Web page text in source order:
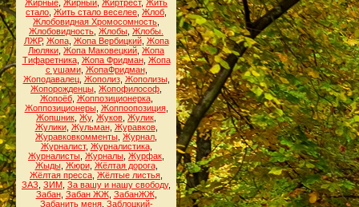
Жирные Жирный Жиртрест, Жить
стало Жить стало веселее Жлоб
Жлобовидная Хромосомность
Жлобовидность Жлобы Жлобы.
ЛЖР, Жопа, Жопа Вербицкий, Жопа
Люляки Жопа Маковецкий Жопа
Тифаретника, Жопа Фридман, Жопа
с ушами, ЖопаФридман,
Жоподавалец, Жополиз, Жополизы,
Жопорожденцы Жопофилософ
Жопоёб, Жоппозиционерка,
Жоппозиционеры, Жоппоопозиция,
Жопшник Жу, Жуков Жулик
Жулики, Жульман, Журавков,
Журавковкомменты Журнал
Журналист, Журналистика,
Журналисты Журналы Журфак
Жыды, Жюри, Жёлтая дорога,
Жёлтая пресса Жёлтые листья
ЗАЗ ЗИМ За вашу и нашу свободу,
Забан, Забан ЖЖ, ЗабанЖЖ,
Забанить меня, Заблоцкий-